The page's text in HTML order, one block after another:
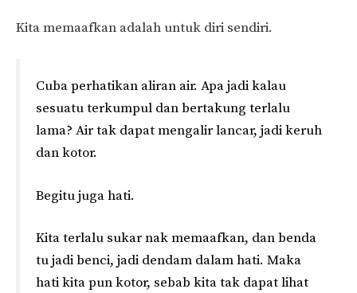
Kita memaafkan adalah untuk diri sendiri.
Cuba perhatikan aliran air. Apa jadi kalau
sesuatu terkumpul dan bertakung terlalu
lama? Air tak dapat mengalir lancar, jadi keruh
dan kotor.
Begitu juga hati.
Kita terlalu sukar nak memaafkan, dan benda
tu jadi benci, jadi dendam dalam hati. Maka
hati kita pun kotor, sebab kita tak dapat lihat